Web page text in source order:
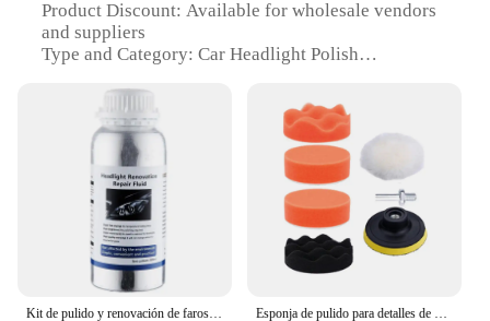
Product Discount: Available for wholesale vendors
and suppliers
Type and Category: Car Headlight Polish
Usage and Purpose: Restores clarity and brightness
to headlights
Performance and Property: Enhanced UV protection
Parts and Accessories: Comes with a comprehensive
set for complete headlight restoration
Features:
**Revitalize Your Vehicle's Visibility**
Driving at night can be a daunting task, especially
Kit de pulido y renovación de faros de coche, herramienta de Cuidado Automotriz, polímero líquido, 800ML Esponja de pulido para detalles de automóviles, Kit de restauración de faros automáticos con almohadilla de pulido, disco de lijado, esponja de encerado, adaptador de taladro M10